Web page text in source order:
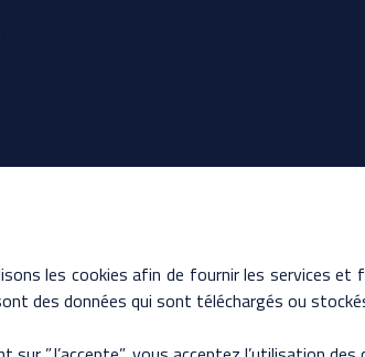
les cookies afin de fournir les services et
des données qui sont téléchargés ou
6 avenue du
28200